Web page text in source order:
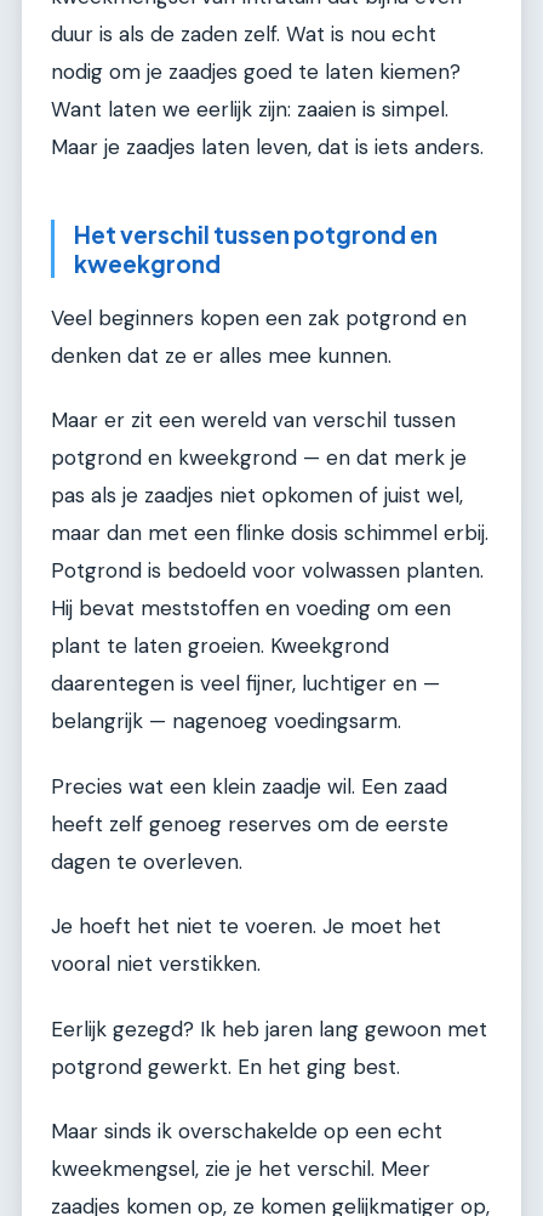
duur is als de zaden zelf. Wat is nou echt
nodig om je zaadjes goed te laten kiemen?
Want laten we eerlijk zijn: zaaien is simpel.
Maar je zaadjes laten leven, dat is iets anders.
Het verschil tussen potgrond en
kweekgrond
Veel beginners kopen een zak potgrond en
denken dat ze er alles mee kunnen.
Maar er zit een wereld van verschil tussen
potgrond en kweekgrond — en dat merk je
pas als je zaadjes niet opkomen of juist wel,
maar dan met een flinke dosis schimmel erbij.
Potgrond is bedoeld voor volwassen planten.
Hij bevat meststoffen en voeding om een
plant te laten groeien. Kweekgrond
daarentegen is veel fijner, luchtiger en —
belangrijk — nagenoeg voedingsarm.
Precies wat een klein zaadje wil. Een zaad
heeft zelf genoeg reserves om de eerste
dagen te overleven.
Je hoeft het niet te voeren. Je moet het
vooral niet verstikken.
Eerlijk gezegd? Ik heb jaren lang gewoon met
potgrond gewerkt. En het ging best.
Maar sinds ik overschakelde op een echt
kweekmengsel, zie je het verschil. Meer
zaadjes komen op, ze komen gelijkmatiger op,